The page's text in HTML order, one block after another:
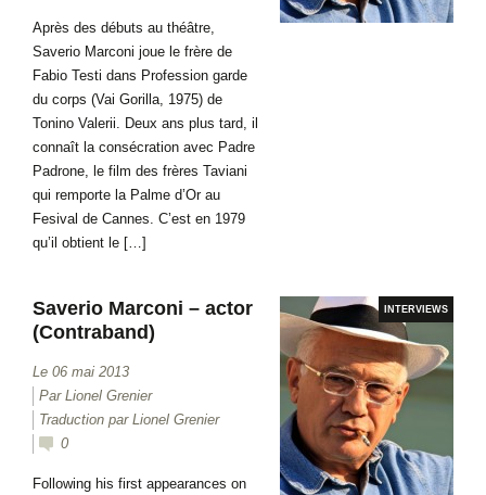
Après des débuts au théâtre,
Saverio Marconi joue le frère de
Fabio Testi dans Profession garde
du corps (Vai Gorilla, 1975) de
Tonino Valerii. Deux ans plus tard, il
connaît la consécration avec Padre
Padrone, le film des frères Taviani
qui remporte la Palme d’Or au
Fesival de Cannes. C’est en 1979
qu’il obtient le […]
INTERVIEWS
Saverio Marconi – actor
(Contraband)
Le 06 mai 2013
Par Lionel Grenier
Traduction par Lionel Grenier
0
Following his first appearances on